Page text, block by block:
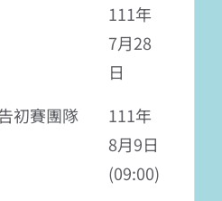
111年
7月28
日
初賽團隊
111年
8月9日
(09:00)